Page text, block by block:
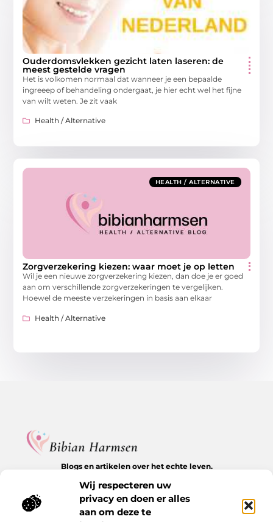
Wij respecteren uw
privacy en doen er alles
aan om deze te
Ouderdomsvlekken gezicht laten laseren: de
meest gestelde vragen
Het is volkomen normaal dat wanneer je een bepaalde
ingreeep of behandeling ondergaat, je hier echt wel het fijne
van wilt weten. Je zit vaak
Health / Alternative
HEALTH / ALTERNATIVE
Zorgverzekering kiezen: waar moet je op letten
Wil je een nieuwe zorgverzekering kiezen, dan doe je er goed
aan om verschillende zorgverzekeringen te vergelijken.
Hoewel de meeste verzekeringen in basis aan elkaar
Health / Alternative
Blogs en artikelen over het echte leven.
waardevolle inzichten op BibianHarmsen.nl.
Bericht categorie